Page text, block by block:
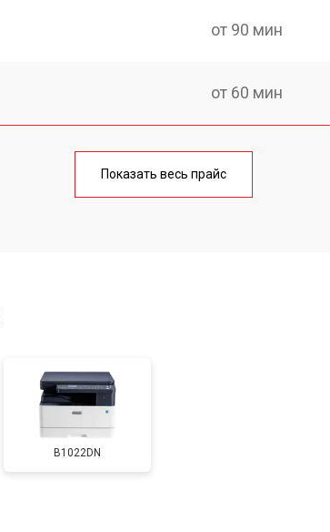
от 90 мин
от 60 мин
от 90 мин
Показать весь прайс
B1022DN